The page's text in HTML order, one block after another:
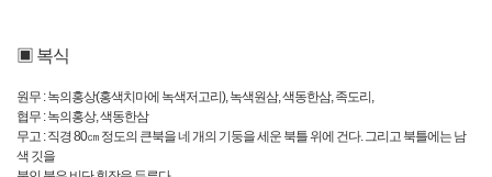
▣ 복식
원무 : 녹의홍상(홍색치마에 녹색저고리), 녹색원삼, 색동한삼, 족도리,
협무 : 녹의홍상, 색동한삼
무고 : 직경 80㎝ 정도의 큰북을 네 개의 기둥을 세운 북틀 위에 건다. 그리고 북틀에는 남
색 깃을